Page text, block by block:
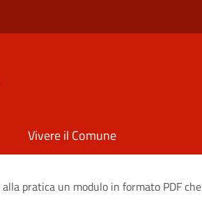
Vivere il Comune
alla pratica un modulo in formato PDF